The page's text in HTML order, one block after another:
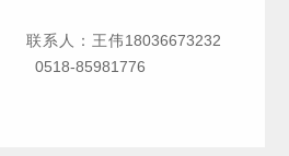
联系人：王伟18036673232
0518-85981776